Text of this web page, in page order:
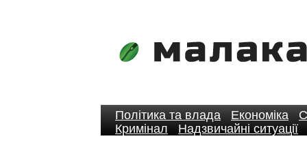
Політика та влада Економіка
Кримінал
Надзвичайні ситуації